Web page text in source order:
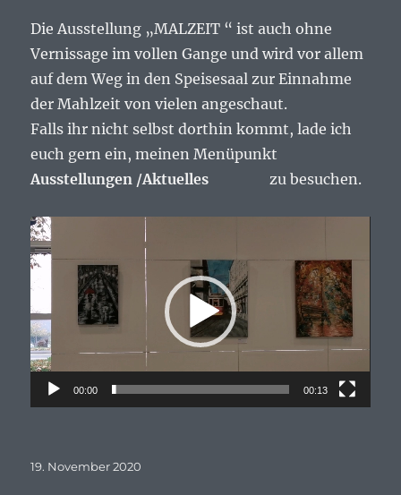
Die Ausstellung „MALZEIT “ ist auch ohne
Vernissage im vollen Gange und wird vor allem
auf dem Weg in den Speisesaal zur Einnahme
der Mahlzeit von vielen angeschaut.
Falls ihr nicht selbst dorthin kommt, lade ich
euch gern ein, meinen Menüpunkt
Ausstellungen /Aktuelles
zu besuchen.
Video-
Player
00:00 00:13
Veröffentlicht
19. November 2020